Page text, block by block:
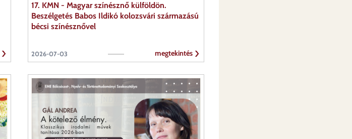
17. KMN - Magyar színésznő külföldön.
Beszélgetés Babos Ildikó kolozsvári származású
bécsi színésznővel
2026-07-03 megtekintés